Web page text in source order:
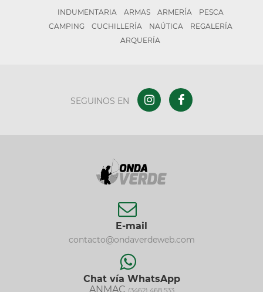
INDUMENTARIA ARMAS ARMERÍA
PESCA
CAMPING
CUCHILLERÍA NAÚTICA
REGALERÍA
ARQUERÍA
SEGUINOS EN
E-mail
contacto@ondaverdeweb.com
Chat vía WhatsApp
ANMAC